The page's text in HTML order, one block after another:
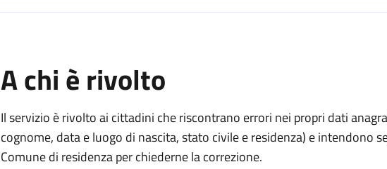
A chi è rivolto
Il servizio è rivolto ai cittadini che riscontrano errori nei propri dati
cognome, data e luogo di nascita, stato civile e residenza) e intendono
Comune di residenza per chiederne la correzione.